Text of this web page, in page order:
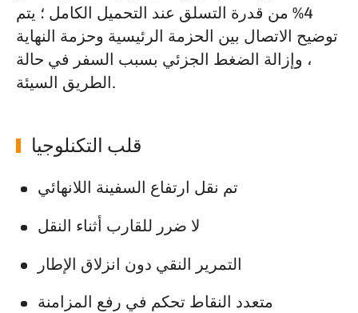
4% من قدرة التسلق عند التحميل الكامل ؛ يتم
توضيح الاتصال بين الحزمة الرئيسية وحزمة النهاية
، وإزالة الضغط الجزئي بسبب السفر في حالة
الطريق السيئة.
قلب التكنلوجيا
تم نقل ارتفاع السفينة اللانهائي
لا ضرر للقارب أثناء النقل
التمرير النقي دون انزلاق الإطار
متعدد النقاط تحكم في رفع المزامنة